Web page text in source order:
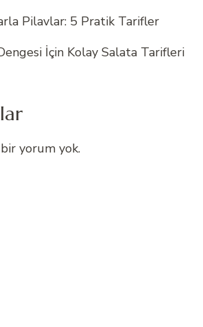
Pilavlar: 5 Pratik Tarifler
İçin Kolay Salata Tarifleri
yorum yok.